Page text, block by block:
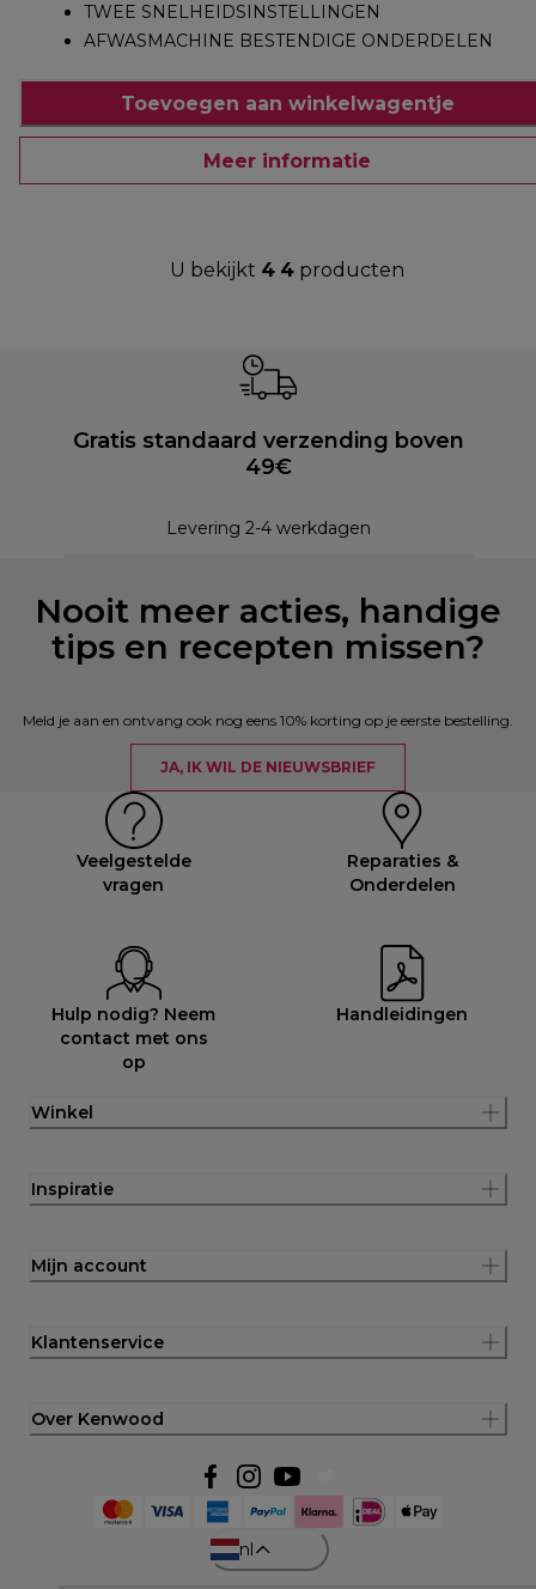
TWEE SNELHEIDSINSTELLINGEN
AFWASMACHINE BESTENDIGE ONDERDELEN
Toevoegen aan winkelwagentje
Meer informatie
U bekijkt 4 4 producten
Gratis standaard verzending boven
49€
Levering 2-4 werkdagen
Nooit meer acties, handige
tips en recepten missen?
Meld je aan en ontvang ook nog eens 10% korting op je eerste bestelling.
JA, IK WIL DE NIEUWSBRIEF
Veelgestelde
vragen
Reparaties &
Onderdelen
Hulp nodig? Neem
contact met ons
op
Handleidingen
Winkel
Inspiratie
Mijn account
Klantenservice
Over Kenwood
nl